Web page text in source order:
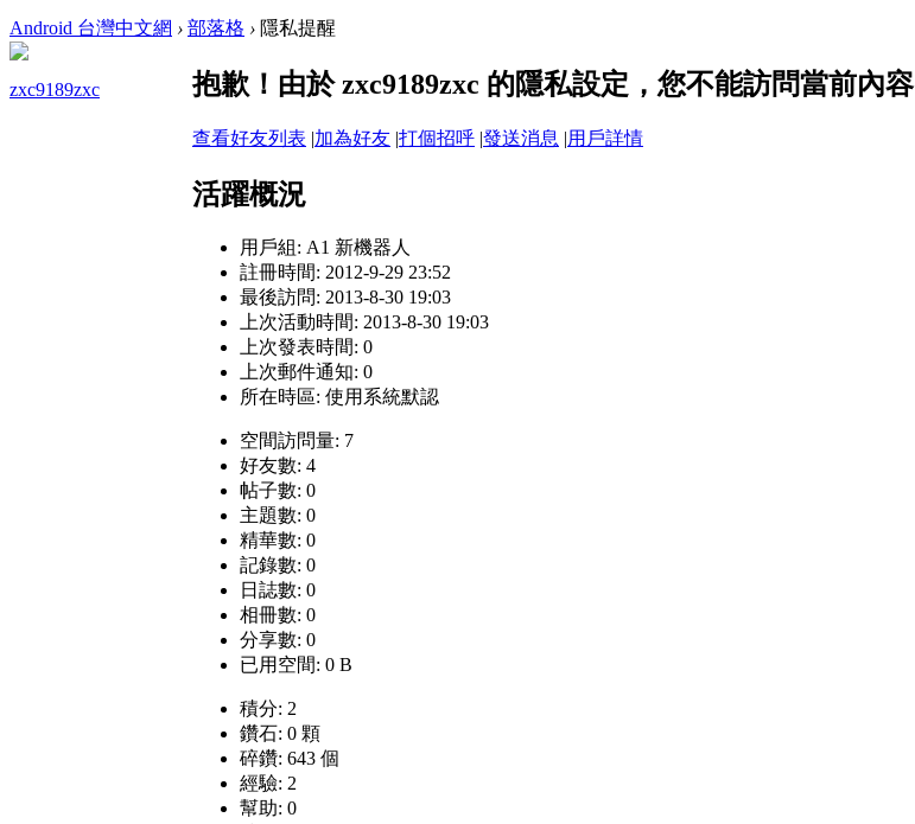
Android 台灣中文網 › 部落格 › 隱私提醒
zxc9189zxc 抱歉！由於 zxc9189zxc 的隱私設定，您不能訪問當前內容
查看好友列表 |加為好友 |打個招呼 |發送消息 |用戶詳情
活躍概況
用戶組: A1 新機器人
註冊時間: 2012-9-29 23:52
最後訪問: 2013-8-30 19:03
上次活動時間: 2013-8-30 19:03
上次發表時間: 0
上次郵件通知: 0
所在時區: 使用系統默認
空間訪問量: 7
好友數: 4
帖子數: 0
主題數: 0
精華數: 0
記錄數: 0
日誌數: 0
相冊數: 0
分享數: 0
已用空間: 0 B
積分: 2
鑽石: 0 顆
碎鑽: 643 個
經驗: 2
幫助: 0